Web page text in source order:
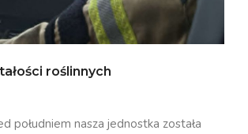
roślinnych
południem nasza jednostka została